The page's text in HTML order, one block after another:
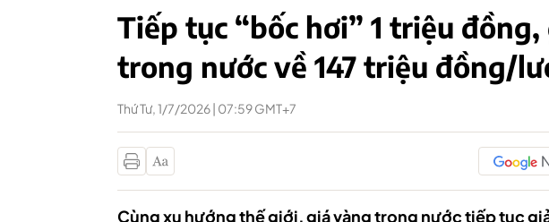
Tiếp tục “bốc hơi” 1 triệu
trong nước về 147 triệu đồng/
Thứ Tư, 1/7/2026 | 07:59 GMT+7
Cùng xu hướng thế giới, giá vàng trong nước tiếp tục